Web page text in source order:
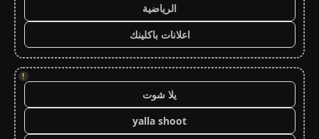
الرياضية
اعلانات باكلينك
!
يلا شوت
yalla shoot